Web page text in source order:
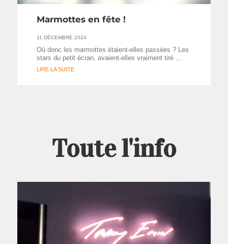
Marmottes en fête !
11 DÉCEMBRE 2024
Où donc les marmottes étaient-elles passées ? Les
stars du petit écran, avaient-elles vraiment tiré …
LIRE LA SUITE
Toute l'info